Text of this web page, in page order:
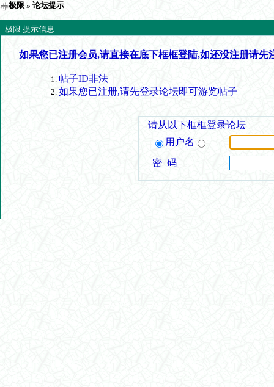
极限 » 论坛提示
极限 提示信息
如果您已注册会员,请直接在底下框框登陆,如还没注册请先
帖子ID非法
如果您已注册,请先登录论坛即可游览帖子
请从以下框框登录论坛
用户名
密 码